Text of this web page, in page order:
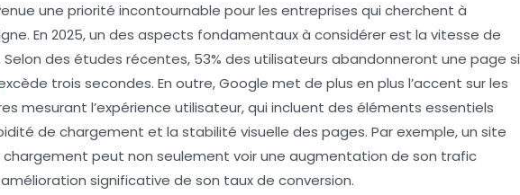
une priorité incontournable pour les entreprises qui cherchent à
En 2025, un des aspects fondamentaux à considérer est la vitesse de
des études récentes, 53% des utilisateurs abandonneront une page si
trois secondes. En outre, Google met de plus en plus l’accent sur les
mesurant l’expérience utilisateur, qui incluent des éléments essentiels
de chargement et la stabilité visuelle des pages. Par exemple, un site
peut non seulement voir une augmentation de son trafic
significative de son taux de conversion.